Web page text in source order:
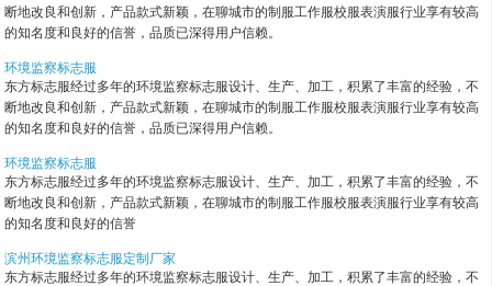
断地改良和创新，产品款式新颖，在聊城市的制服工作服校服表演服行业享有较高
的知名度和良好的信誉，品质已深得用户信赖。
环境监察标志服
东方标志服经过多年的环境监察标志服设计、生产、加工，积累了丰富的经验，不
断地改良和创新，产品款式新颖，在聊城市的制服工作服校服表演服行业享有较高
的知名度和良好的信誉，品质已深得用户信赖。
环境监察标志服
东方标志服经过多年的环境监察标志服设计、生产、加工，积累了丰富的经验，不
断地改良和创新，产品款式新颖，在聊城市的制服工作服校服表演服行业享有较高
的知名度和良好的信誉
滨州环境监察标志服定制厂家
东方标志服经过多年的环境监察标志服设计、生产、加工，积累了丰富的经验，不